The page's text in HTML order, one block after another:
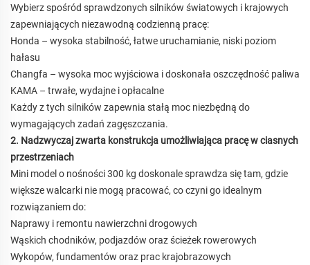
Wybierz spośród sprawdzonych silników światowych i krajowych
zapewniających niezawodną codzienną pracę:
Honda – wysoka stabilność, łatwe uruchamianie, niski poziom
hałasu
Changfa – wysoka moc wyjściowa i doskonała oszczędność paliwa
KAMA – trwałe, wydajne i opłacalne
Każdy z tych silników zapewnia stałą moc niezbędną do
wymagających zadań zagęszczania.
2. Nadzwyczaj zwarta konstrukcja umożliwiająca pracę w ciasnych
przestrzeniach
Mini model o nośności 300 kg doskonale sprawdza się tam, gdzie
większe walcarki nie mogą pracować, co czyni go idealnym
rozwiązaniem do:
Naprawy i remontu nawierzchni drogowych
Wąskich chodników, podjazdów oraz ścieżek rowerowych
Wykopów, fundamentów oraz prac krajobrazowych